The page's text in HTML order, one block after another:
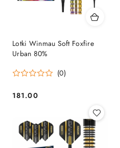
Lotki Winmau Soft Foxfire
Urban 80%
(0)
Cena:
181.00